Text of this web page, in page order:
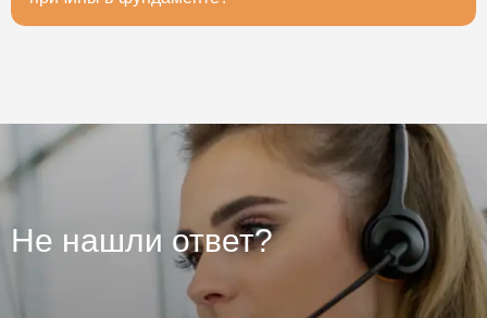
основанием, если с фундаментов все в порядке, то
причина может быть в самой конструкции, а так же
ее элементов. В этом случае стоит провести полное
обследования здания, пока не поздно. После
обследования проблемы можно устранить,
усилением конструкции в слабых местах, а трещины
исправит методами иньюктирования или
торкретирования. Во время проведенное
обследования - залог надежности, долгого срока
Не нашли ответ?